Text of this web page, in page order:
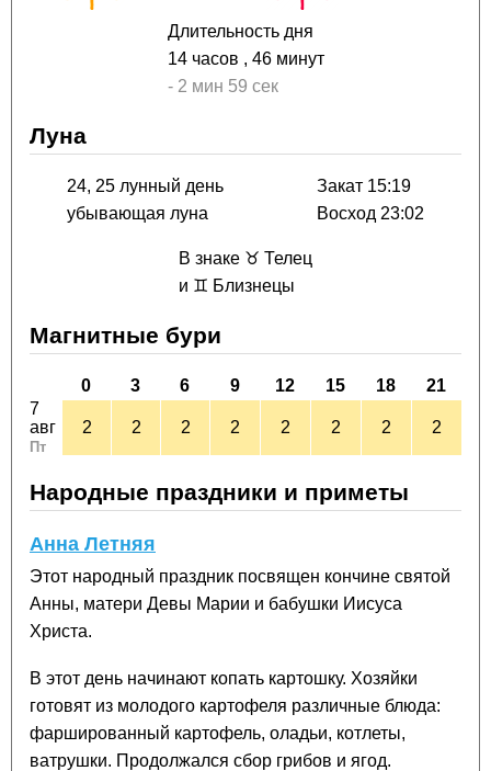
Длительность дня
14 часов , 46 минут
- 2 мин 59 сек
Луна
24, 25 лунный день
убывающая луна
Закат 15:19
Восход 23:02
В знаке ♉ Телец
и ♊ Близнецы
Магнитные бури
0 3 6 9 12 15 18
21
7
авг
Пт
2 2 2 2 2 2 2 2
Народные праздники и приметы
Анна Летняя
Этот народный праздник посвящен кончине святой
Анны, матери Девы Марии и бабушки Иисуса
Христа.
В этот день начинают копать картошку. Хозяйки
готовят из молодого картофеля различные блюда:
фаршированный картофель, оладьи, котлеты,
ватрушки. Продолжался сбор грибов и ягод.